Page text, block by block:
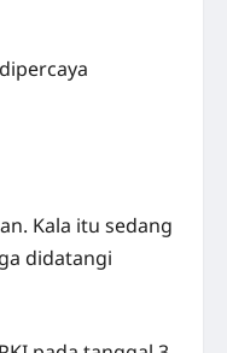
Kala itu sedang
didatangi